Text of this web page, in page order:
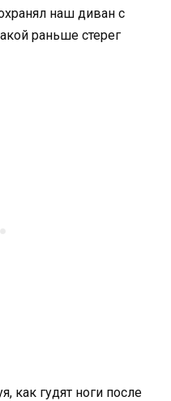
наш диван с
раньше стерег
как гудят ноги после